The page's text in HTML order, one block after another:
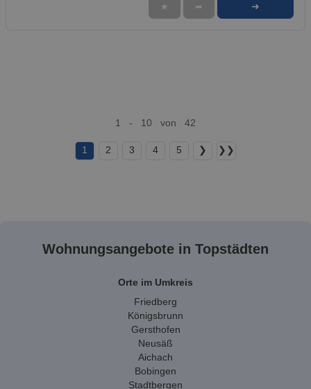
★ ➦ ➜
1 - 10 von 42
1 2 3 4 5 ❯ ❯❯
Wohnungsangebote in Topstädten
Orte im Umkreis
Friedberg
Königsbrunn
Gersthofen
Neusäß
Aichach
Bobingen
Stadtbergen